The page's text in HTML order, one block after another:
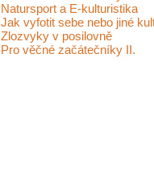
Natursport a E-kulturistika
Jak vyfotit sebe nebo jiné
Zlozvyky v posilovně
Pro věčné začátečníky II.